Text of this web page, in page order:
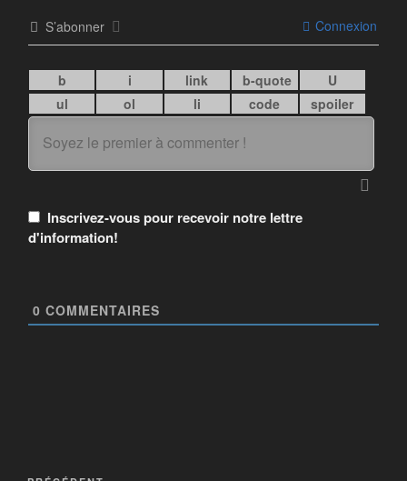
S’abonner Connexion
Inscrivez-vous pour recevoir notre lettre
d'information!
0 COMMENTAIRES